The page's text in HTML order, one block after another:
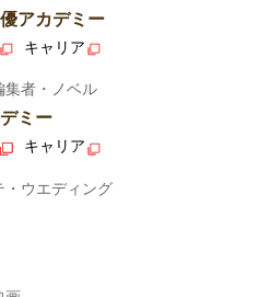
アカデミー
キャリア
集者・ノベル
ミー
キャリア
・ウエディング